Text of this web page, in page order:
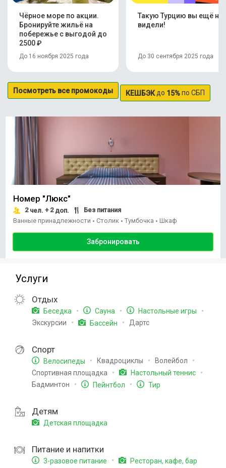
Чёрное море по акции.
Бронируйте жильё на
побережье с выгодой до
2500 ₽
До 16 ноября 2025 года
Такую Турцию вы ещё не
видели!
До 30 сентября 2025 года
Посмотреть все промокоды КЕШБЭКдо 15%по СБП
Номер "Люкс"
2чел. + 2доп.
Без питания
Ванные принадлежности • Столик • Тумбочка • Шкаф
Забронировать
Услуги
Отдых
Беседка Сауна
Настольные игры
Экскурсии
Бассейн Дартс
Спорт
Велосипеды Квадроциклы
Волейбол
Спортивная площадка
Настольный теннис
Бадминтон
Пейнтбол Тир
Детям
Детская площадка
Питание и напитки
3-разовое питание Ресторан, кафе, бар